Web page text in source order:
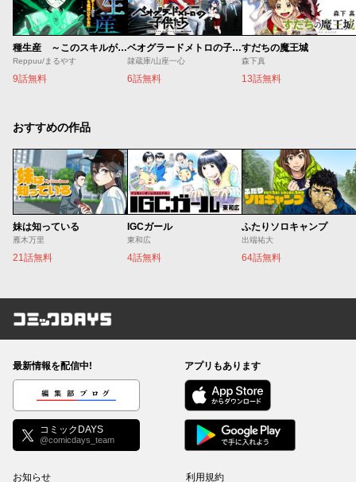
種生産 ～このスキルがチートだとまだ誰も気付いていない～
Reppuu/まるやす
9話無料
ベオグラードメトロの子供たち
隷蔵庫/山座一心
6話無料
すだちの魔王城
森下真
13話無料
おすすめの作品
妹は知っている
雁木万里
21話無料
IGCガール
東和広
4話無料
ふたりソロキャンプ
出端祐大
64話無料
コミックDAYS
最新情報を配信中!
編集部ブログ
コミックDAYS
@comicdays_team
アプリもあります
お知らせ 利用規約